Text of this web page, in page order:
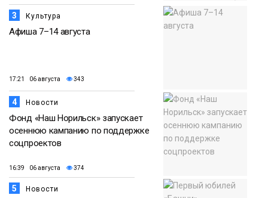
3 Культура
Афиша 7–14 августа
17:21 06 августа 343
4 Новости
Фонд «Наш Норильск» запускает
осеннюю кампанию по поддержке
соцпроектов
16:39 06 августа 374
5 Новости